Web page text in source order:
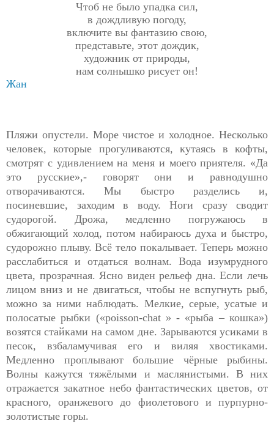
Чтоб не было упадка сил,
в дождливую погоду,
включите вы фантазию свою,
представьте, этот дождик,
художник от природы,
нам солнышко рисует он!
Жан
Пляжи опустели. Море чистое и холодное. Несколько
человек, которые прогуливаются, кутаясь в кофты,
смотрят с удивлением на меня и моего приятеля. «Да
это русские»,- говорят они и равнодушно
отворачиваются. Мы быстро разделись и,
посиневшие, заходим в воду. Ноги сразу сводит
судорогой. Дрожа, медленно погружаюсь в
обжигающий холод, потом набираюсь духа и быстро,
судорожно плыву. Всё тело покалывает. Теперь можно
расслабиться и отдаться волнам. Вода изумрудного
цвета, прозрачная. Ясно виден рельеф дна. Если лечь
лицом вниз и не двигаться, чтобы не вспугнуть рыб,
можно за ними наблюдать. Мелкие, серые, усатые и
полосатые рыбки («poisson-chat » - «рыба – кошка»)
возятся стайками на самом дне. Зарываются усиками в
песок, взбаламучивая его и виляя хвостиками.
Медленно проплывают большие чёрные рыбины.
Волны кажутся тяжёлыми и маслянистыми. В них
отражается закатное небо фантастических цветов, от
красного, оранжевого до фиолетового и пурпурно-
золотистые горы.